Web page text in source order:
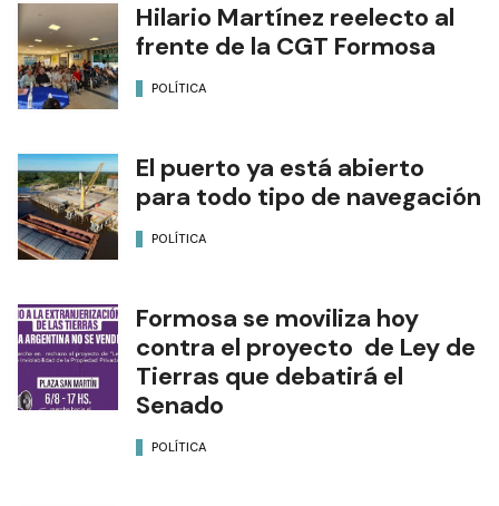
Hilario Martínez reelecto al
frente de la CGT Formosa
POLÍTICA
El puerto ya está abierto
para todo tipo de navegación
POLÍTICA
Formosa se moviliza hoy
contra el proyecto de Ley de
Tierras que debatirá el
Senado
POLÍTICA